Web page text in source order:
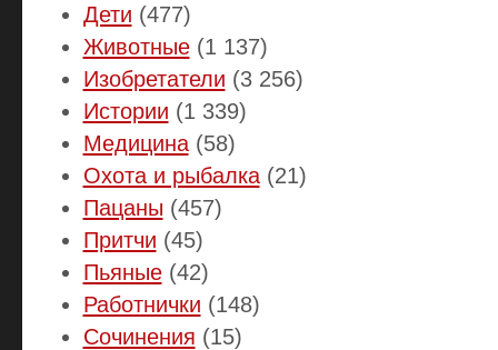
Дети (477)
Животные(1 137)
Изобретатели (3 256)
Истории (1 339)
Медицина(58)
Охота и рыбалка(21)
Пацаны (457)
Притчи (45)
Пьяные(42)
Работнички (148)
Сочинения (15)